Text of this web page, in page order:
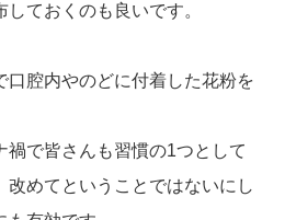
ておくのも良いです。
口腔内やのどに付着した花粉を
禍で皆さんも習慣の1つとして
改めてということではないにし